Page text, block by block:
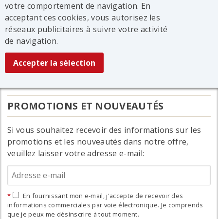
votre comportement de navigation. En
acceptant ces cookies, vous autorisez les
réseaux publicitaires à suivre votre activité
de navigation.
PROMOTIONS ET NOUVEAUTÉS
Si vous souhaitez recevoir des informations sur les
promotions et les nouveautés dans notre offre,
veuillez laisser votre adresse e-mail:
En fournissant mon e-mail, j'accepte de recevoir des
informations commerciales par voie électronique. Je comprends
que je peux me désinscrire à tout moment.